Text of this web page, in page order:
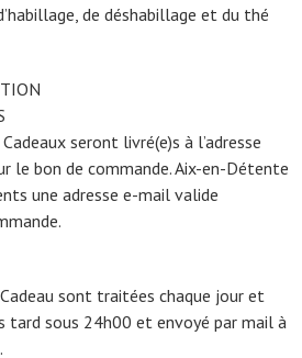
de déshabillage et du thé
seront livré(e)s à l’adresse
le bon de commande. Aix-en-Détente
une adresse e-mail valide
sont traitées chaque jour et
tard sous 24h00 et envoyé par mail à